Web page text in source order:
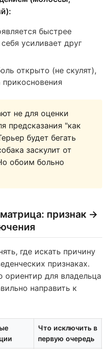
быстрее
усиливает друг
открыто (не скулят),
не для оценки
предсказания "как
будет бегать
заскулит от
обоим больно
признак →
где искать причину
признаках.
ориентир для владельца
направить к
Что исключить в
первую очередь